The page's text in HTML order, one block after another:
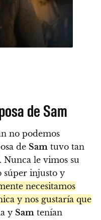
de Sam
no podemos
de Sam tuvo tan
le vimos su
súper injusto y
necesitamos
y nos gustaría que
y Sam tenían